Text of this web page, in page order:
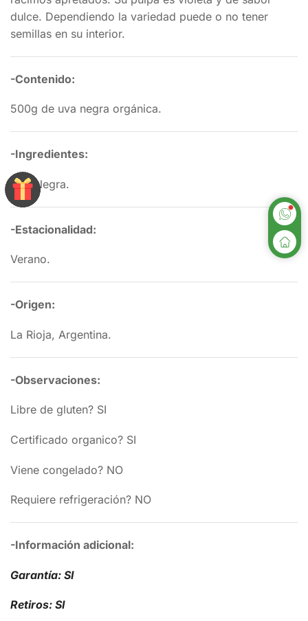
dulce. Dependiendo la variedad puede o no tener
semillas en su interior.
-Contenido:
500g de uva negra orgánica.
-Ingredientes:
Uva Negra.
-Estacionalidad:
Verano.
-Origen:
La Rioja, Argentina.
-Observaciones:
Libre de gluten? SI
Certificado organico? SI
Viene congelado? NO
Requiere refrigeración? NO
-Información adicional:
Garantía: SI
Retiros: SI